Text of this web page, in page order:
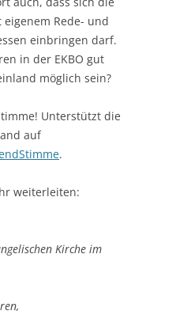
eigenem Rede- und
einbringen darf.
in der EKBO gut
möglich sein?
Unterstützt die
auf
.
weiterleiten:
Kirche im